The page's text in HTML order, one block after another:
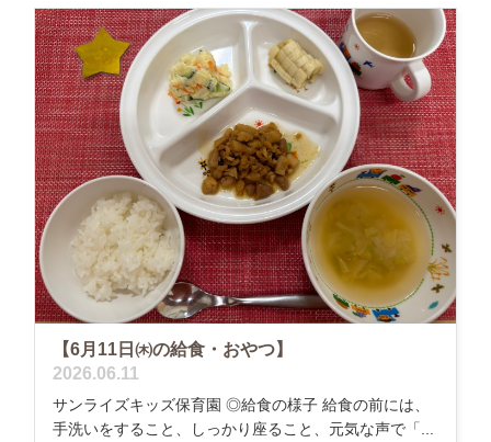
【6月11日㈭の給食・おやつ】
2026.06.11
サンライズキッズ保育園 ◎給食の様子 給食の前には、
手洗いをすること、しっかり座ること、元気な声で「...